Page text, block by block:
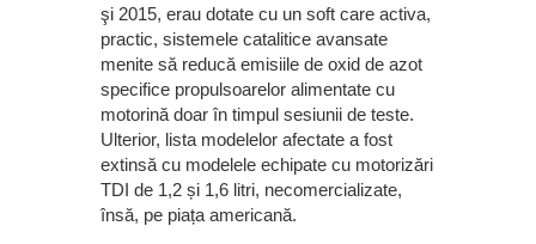
şi 2015, erau dotate cu un soft care activa,
practic, sistemele catalitice avansate
menite să reducă emisiile de oxid de azot
specifice propulsoarelor alimentate cu
motorină doar în timpul sesiunii de teste.
Ulterior, lista modelelor afectate a fost
extinsă cu modelele echipate cu motorizări
TDI de 1,2 și 1,6 litri, necomercializate,
însă, pe piața americană.